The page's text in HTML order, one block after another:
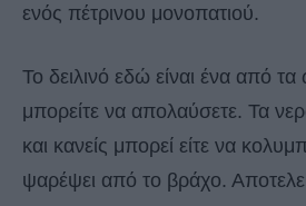
ενός πέτρινου μονοπατιού.
Το δειλινό εδώ είναι ένα από
μπορείτε να απολαύσετε. Τα
και κανείς μπορεί είτε να
ψαρέψει από το βράχο.